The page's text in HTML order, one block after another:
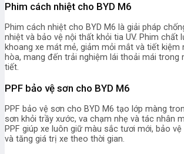
Phim cách nhiệt cho BYD M6
Phim cách nhiệt cho BYD M6 là giải pháp
nhiệt và bảo vệ nội thất khỏi tia UV. Phim chất
khoang xe mát mẻ, giảm mỏi mắt và tiết kiệm
hòa, mang đến trải nghiệm lái thoải mái trong
tiết.
PPF bảo vệ sơn cho BYD M6
PPF bảo vệ sơn cho BYD M6 tạo lớp màng
sơn khỏi trầy xước, va chạm nhẹ và tác nhân
PPF giúp xe luôn giữ màu sắc tươi mới, bảo
và tăng giá trị xe theo thời gian.